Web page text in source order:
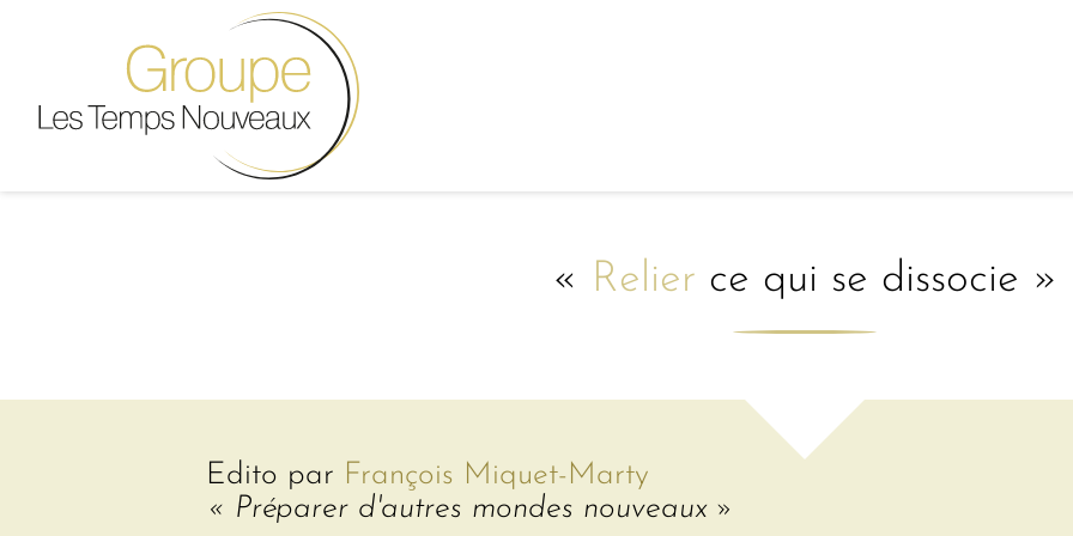
« Relier ce qui se dissocie »
Edito par François Miquet-Marty
« Préparer d'autres mondes nouveaux »